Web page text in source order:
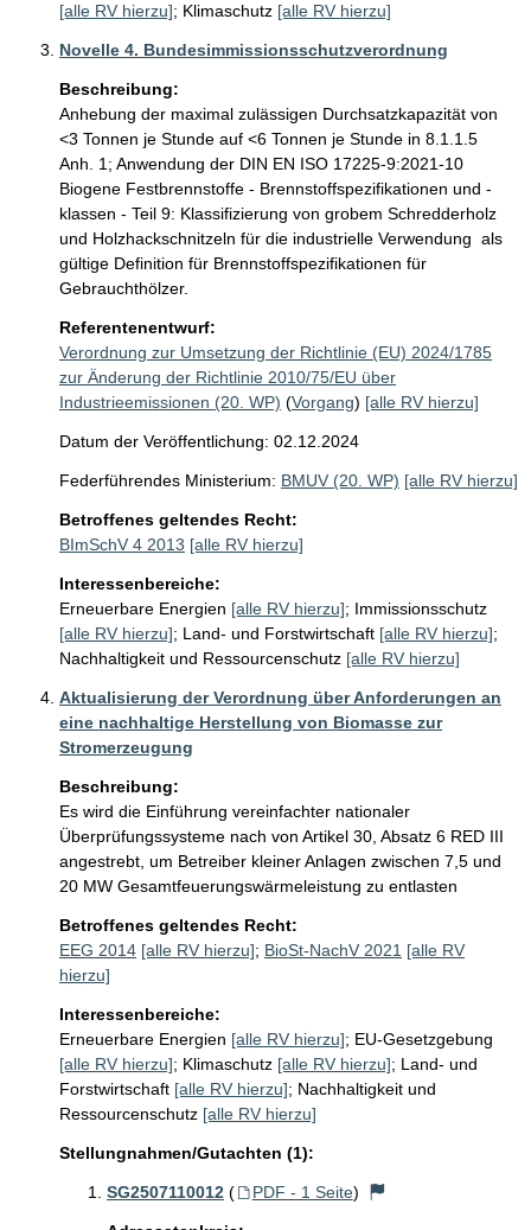
[alle RV hierzu]; Klimaschutz [alle RV hierzu]
Novelle 4. Bundesimmissionsschutzverordnung
Beschreibung:
Anhebung der maximal zulässigen Durchsatzkapazität von
<3 Tonnen je Stunde auf <6 Tonnen je Stunde in 8.1.1.5
Anh. 1; Anwendung der DIN EN ISO 17225-9:2021-10
Biogene Festbrennstoffe - Brennstoffspezifikationen und -
klassen - Teil 9: Klassifizierung von grobem Schredderholz
und Holzhackschnitzeln für die industrielle Verwendung  als
gültige Definition für Brennstoffspezifikationen für
Gebrauchthölzer.
Referentenentwurf:
Verordnung zur Umsetzung der Richtlinie (EU) 2024/1785
zur Änderung der Richtlinie 2010/75/EU über
Industrieemissionen (20. WP) (Vorgang) [alle RV hierzu]
Datum der Veröffentlichung: 02.12.2024
Federführendes Ministerium: BMUV (20. WP) [alle RV hierzu]
Betroffenes geltendes Recht:
BImSchV 4 2013 [alle RV hierzu]
Interessenbereiche:
Erneuerbare Energien [alle RV hierzu]; Immissionsschutz
[alle RV hierzu]; Land- und Forstwirtschaft [alle RV hierzu];
Nachhaltigkeit und Ressourcenschutz [alle RV hierzu]
Aktualisierung der Verordnung über Anforderungen an
eine nachhaltige Herstellung von Biomasse zur
Stromerzeugung
Beschreibung:
Es wird die Einführung vereinfachter nationaler
Überprüfungssysteme nach von Artikel 30, Absatz 6 RED III
angestrebt, um Betreiber kleiner Anlagen zwischen 7,5 und
20 MW Gesamtfeuerungswärmeleistung zu entlasten
Betroffenes geltendes Recht:
EEG 2014 [alle RV hierzu]; BioSt-NachV 2021 [alle RV
hierzu]
Interessenbereiche:
Erneuerbare Energien [alle RV hierzu]; EU-Gesetzgebung
[alle RV hierzu]; Klimaschutz [alle RV hierzu]; Land- und
Forstwirtschaft [alle RV hierzu]; Nachhaltigkeit und
Ressourcenschutz [alle RV hierzu]
Stellungnahmen/Gutachten (1):
SG2507110012 ( PDF - 1 Seite)